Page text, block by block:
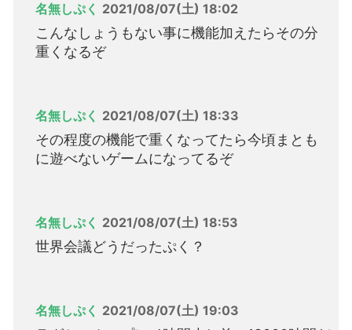
名無しぷく 2021/08/07(土) 18:02
こんなしょうもない事に機能加えたらその分
重くなるぞ
名無しぷく 2021/08/07(土) 18:33
その程度の機能で重くなってたら今頃まとも
に遊べないゲームになってるぞ
名無しぷく 2021/08/07(土) 18:53
世界会議どうだったぷく？
名無しぷく 2021/08/07(土) 19:03